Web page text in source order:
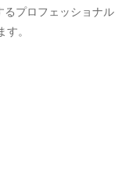
るプロフェッショナル
。